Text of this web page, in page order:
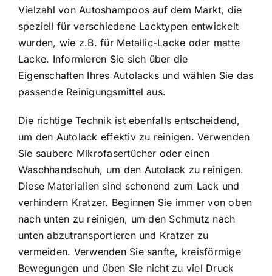
Vielzahl von Autoshampoos auf dem Markt, die
speziell für verschiedene Lacktypen entwickelt
wurden, wie z.B. für Metallic-Lacke oder matte
Lacke. Informieren Sie sich über die
Eigenschaften Ihres Autolacks und wählen Sie das
passende Reinigungsmittel aus.
Die richtige Technik ist ebenfalls entscheidend,
um den Autolack effektiv zu reinigen. Verwenden
Sie saubere Mikrofasertücher oder einen
Waschhandschuh, um den Autolack zu reinigen.
Diese Materialien sind schonend zum Lack und
verhindern Kratzer. Beginnen Sie immer von oben
nach unten zu reinigen, um den Schmutz nach
unten abzutransportieren und Kratzer zu
vermeiden. Verwenden Sie sanfte, kreisförmige
Bewegungen und üben Sie nicht zu viel Druck